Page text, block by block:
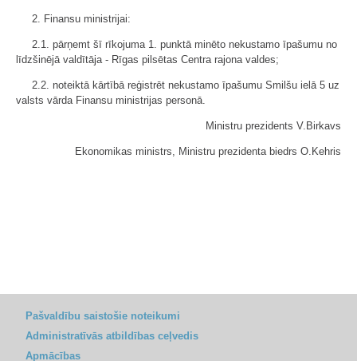
2. Finansu ministrijai:
2.1. pārņemt šī rīkojuma 1. punktā minēto nekustamo īpašumu no
līdzšinējā valdītāja - Rīgas pilsētas Centra rajona valdes;
2.2. noteiktā kārtībā reģistrēt nekustamo īpašumu Smilšu ielā 5 uz
valsts vārda Finansu ministrijas personā.
Ministru prezidents V.Birkavs
Ekonomikas ministrs, Ministru prezidenta biedrs O.Kehris
Pašvaldību saistošie noteikumi
Administratīvās atbildības ceļvedis
Apmācības